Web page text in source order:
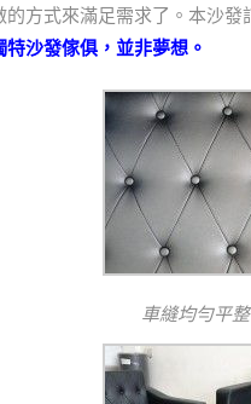
方式來滿足需求了。本沙
沙發傢俱，並非夢想。
車縫均勻平整